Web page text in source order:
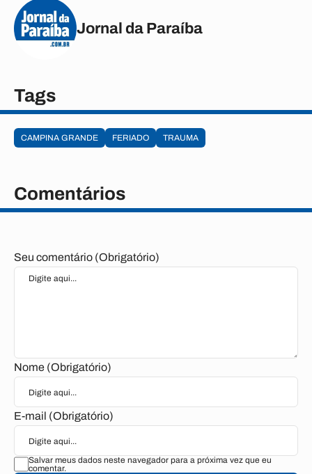
Jornal da Paraíba
Tags
CAMPINA GRANDE FERIADO TRAUMA
Comentários
Seu comentário (Obrigatório)
Nome (Obrigatório)
E-mail (Obrigatório)
Salvar meus dados neste navegador para a próxima vez que eu
comentar.